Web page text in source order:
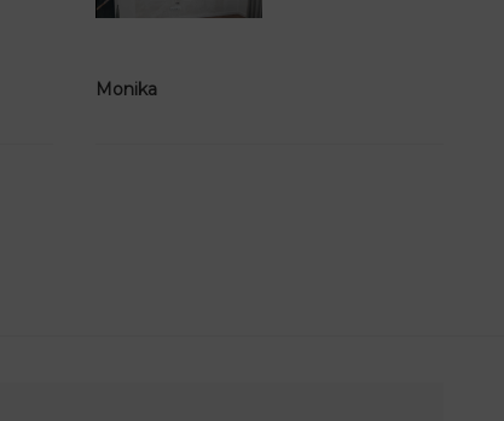
Monika